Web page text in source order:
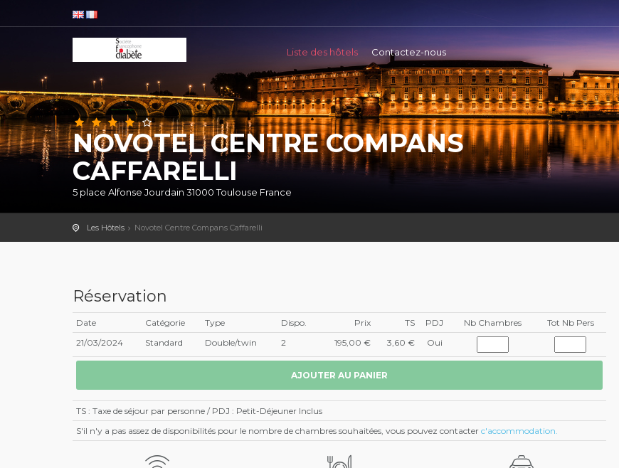
Liste des hôtels Contactez-nous
NOVOTEL CENTRE COMPANS
CAFFARELLI
5 place Alfonse Jourdain 31000 Toulouse France
Les Hôtels Novotel Centre Compans Caffarelli
Réservation
Date Catégorie Type Dispo. Prix TS PDJ Nb Chambres
Tot Nb Pers
21/03/2024
Standard Double/twin 2 195,00 € 3,60 € Oui
TS : Taxe de séjour par personne / PDJ : Petit-Déjeuner Inclus
S'il n'y a pas assez de disponibilités pour le nombre de chambres souhaitées, vous pouvez contacter c'accommodation.